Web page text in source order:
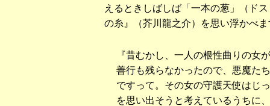
えるときしばしば「一本の葱」（ド
の糸』（芥川龍之介）を思い浮かべ
『昔むかし、一人の根性曲りの女
善行も残らなかったので、悪魔た
ですって。その女の守護天使はじ
を思い出そうと考えているうちに